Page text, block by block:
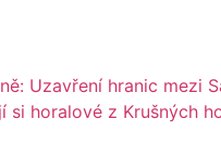
Uzavření hranic mezi
si horalové z Krušných